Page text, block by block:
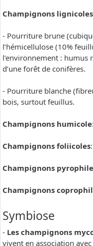
Champignons lignicoles
- Pourriture brune
l’hémicellulose (10%
l’environnement : humus
d’une forêt de conifères.
- Pourriture blanche
bois, surtout feuillus.
Champignons humicole
Champignons foliicoles
Champignons pyrophile
Champignons
Symbiose
- Les champignons
vivent en association